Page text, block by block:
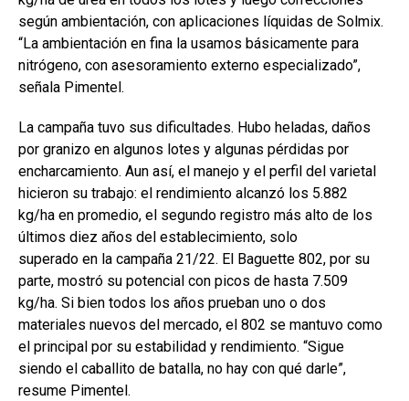
según ambientación, con aplicaciones líquidas de Solmix.
“La ambientación en fina la usamos básicamente para
nitrógeno, con asesoramiento externo especializado”,
señala Pimentel.
La campaña tuvo sus dificultades. Hubo heladas, daños
por granizo en algunos lotes y algunas pérdidas por
encharcamiento. Aun así, el manejo y el perfil del varietal
hicieron su trabajo: el rendimiento alcanzó los 5.882
kg/ha en promedio, el segundo registro más alto de los
últimos diez años del establecimiento, solo
superado en la campaña 21/22. El Baguette 802, por su
parte, mostró su potencial con picos de hasta 7.509
kg/ha. Si bien todos los años prueban uno o dos
materiales nuevos del mercado, el 802 se mantuvo como
el principal por su estabilidad y rendimiento. “Sigue
siendo el caballito de batalla, no hay con qué darle”,
resume Pimentel.